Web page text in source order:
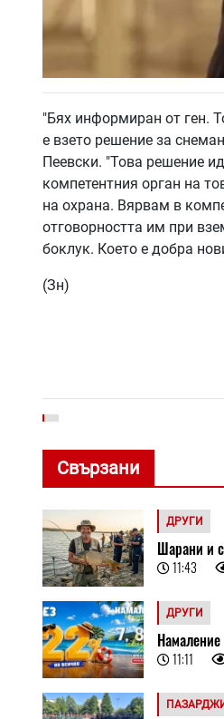
"Бях информиран от ген.
е взето решение за
Пеевски. "Това решение
компетентния орган на
на охрана. Вярвам в
отговорността им при
боклук. Което е добра
(Зн)
Свързани
ДРУГИ
Шарани и
11:43
ДРУГИ
Намаление
11:11